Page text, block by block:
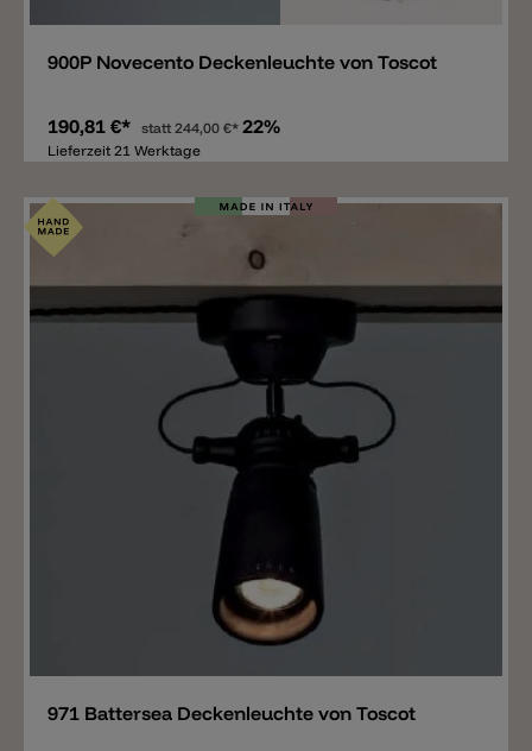
900P Novecento Deckenleuchte von Toscot
190,81 €* statt244,00 €* 22%
Lieferzeit 21 Werktage
971 Battersea Deckenleuchte von Toscot